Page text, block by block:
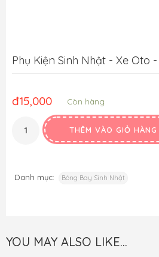
Phụ Kiện Sinh Nhật - Xe Oto
đ15,000 Còn hàng
THÊM VÀO GIỎ HÀNG
Danh mục: Bóng Bay Sinh Nhật
YOU MAY ALSO LIKE…